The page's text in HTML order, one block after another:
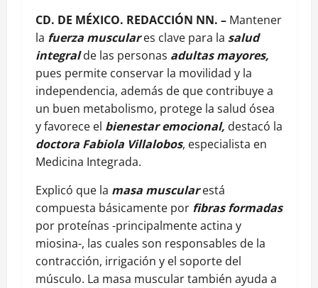
CD. DE MÉXICO. REDACCIÓN NN. – Mantener
la fuerza musculares clave para la salud
integralde las personas adultas mayores,
pues permite conservar la movilidad y la
independencia, además de que contribuye a
un buen metabolismo, protege la salud ósea
y favorece el bienestar emocional, destacó la
doctora Fabiola Villalobos, especialista en
Medicina Integrada.
Explicó que la masa muscularestá
compuesta básicamente por fibras formadas
por proteínas -principalmente actina y
miosina-, las cuales son responsables de la
contracción, irrigación y el soporte del
músculo. La masa muscular también ayuda a